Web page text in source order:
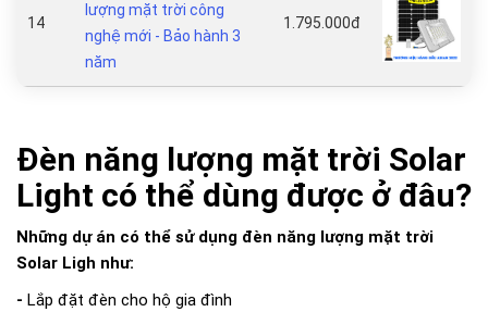
14
lượng mặt trời công
nghệ mới - Bảo hành 3
năm
1.795.000đ
Đèn năng lượng mặt trời Solar
Light có thể dùng được ở đâu?
Những dự án có thể sử dụng đèn năng lượng mặt trời
Solar Ligh như:
- Lắp đặt đèn cho hộ gia đình